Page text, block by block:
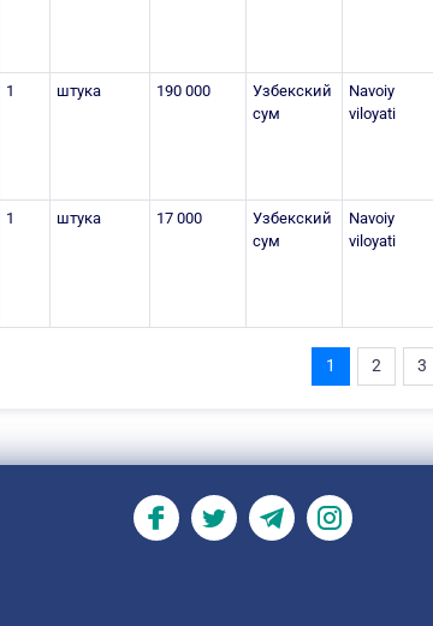
1 штука 190 000
Узбекский
сум
Navoiy
viloyati
1 штука 17 000
Узбекский
сум
Navoiy
viloyati
1 2 3